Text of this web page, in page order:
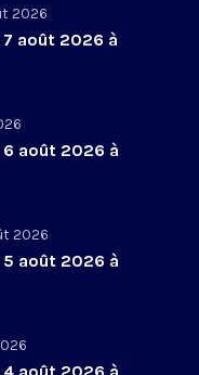
2026
août 2026 à
6 août 2026 à
2026
5 août 2026 à